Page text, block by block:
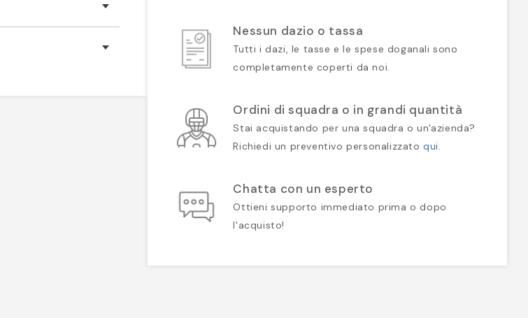
Nessun dazio o tassa
Tutti i dazi, le tasse e le spese doganali sono
completamente coperti da noi.
Ordini di squadra o in grandi quantità
Stai acquistando per una squadra o un'azienda?
Richiedi un preventivo personalizzatoqui.
Chatta con un esperto
Ottieni supporto immediato prima o dopo
l'acquisto!